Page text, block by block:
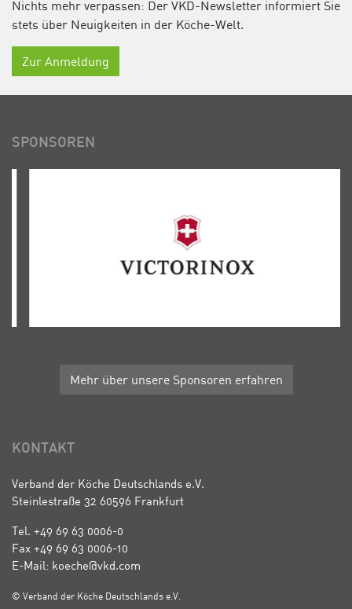
Nichts mehr verpassen: Der VKD-Newsletter informiert Sie
stets über Neuigkeiten in der Köche-Welt.
Zur Anmeldung
SPONSOREN
Mehr über unsere Sponsoren erfahren
KONTAKT
Verband der Köche Deutschlands e.V.
Steinlestraße 32 60596 Frankfurt
Tel. +49 69 63 0006-0
Fax +49 69 63 0006-10
E-Mail: koeche@vkd.com
© Verband der Köche Deutschlands e.V.